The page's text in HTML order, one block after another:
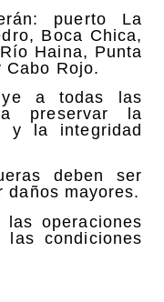
puerto La
Boca Chica,
Haina, Punta
Cabo Rojo.
a todas las
preservar la
y la integridad
deben ser
daños mayores.
las operaciones
condiciones